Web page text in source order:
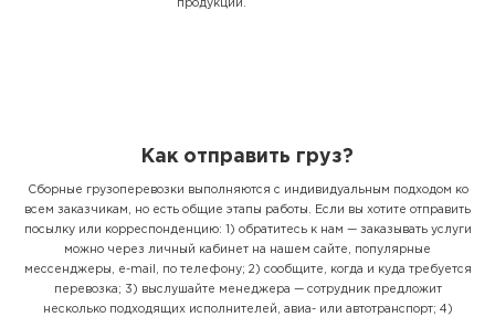
продукции.
Как отправить груз?
Сборные грузоперевозки выполняются с индивидуальным подходом ко
всем заказчикам, но есть общие этапы работы. Если вы хотите отправить
посылку или корреспонденцию: 1) обратитесь к нам — заказывать услуги
можно через личный кабинет на нашем сайте, популярные
мессенджеры, e-mail, по телефону; 2) сообщите, когда и куда требуется
перевозка; 3) выслушайте менеджера — сотрудник предложит
несколько подходящих исполнителей, авиа- или автотранспорт; 4)